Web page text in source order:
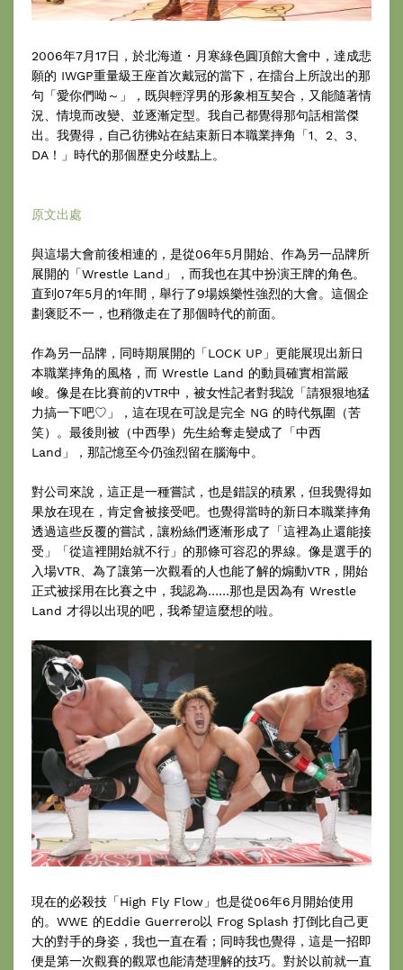
2006年7月17日，於北海道・月寒綠色圓頂館大會中，達成悲
願的 IWGP重量級王座首次戴冠的當下，在擂台上所說出的那
句「愛你們呦～」，既與輕浮男的形象相互契合，又能隨著情
況、情境而改變、並逐漸定型。我自己都覺得那句話相當傑
出。我覺得，自己彷彿站在結束新日本職業摔角「1、2、3、
DA！」時代的那個歷史分歧點上。
原文出處
與這場大會前後相連的，是從06年5月開始、作為另一品牌所
展開的「Wrestle Land」，而我也在其中扮演王牌的角色。
直到07年5月的1年間，舉行了9場娛樂性強烈的大會。這個企
劃褒貶不一，也稍微走在了那個時代的前面。
作為另一品牌，同時期展開的「LOCK UP」更能展現出新日
本職業摔角的風格，而 Wrestle Land 的動員確實相當嚴
峻。像是在比賽前的VTR中，被女性記者對我說「請狠狠地猛
力搞一下吧♡」，這在現在可說是完全 NG 的時代氛圍（苦
笑）。最後則被（中西學）先生給奪走變成了「中西
Land」，那記憶至今仍強烈留在腦海中。
對公司來說，這正是一種嘗試，也是錯誤的積累，但我覺得如
果放在現在，肯定會被接受吧。也覺得當時的新日本職業摔角
透過這些反覆的嘗試，讓粉絲們逐漸形成了「這裡為止還能接
受」「從這裡開始就不行」的那條可容忍的界線。像是選手的
入場VTR、為了讓第一次觀看的人也能了解的煽動VTR，開始
正式被採用在比賽之中，我認為……那也是因為有 Wrestle
Land 才得以出現的吧，我希望這麼想的啦。
現在的必殺技「High Fly Flow」也是從06年6月開始使用
的。WWE 的Eddie Guerrero以 Frog Splash 打倒比自己更
大的對手的身姿，我也一直在看；同時我也覺得，這是一招即
便是第一次觀賽的觀眾也能清楚理解的技巧。對於以前就一直